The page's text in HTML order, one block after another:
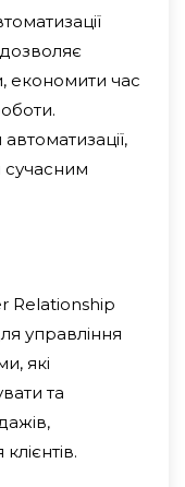
економити час
сучасним
Relationship
управління
які
та